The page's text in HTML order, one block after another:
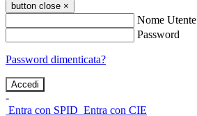
button close ×
Nome Utente
Password
Password dimenticata?
-
Entra con SPID Entra con CIE